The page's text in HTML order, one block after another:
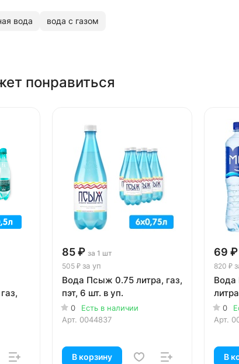
вода вода с газом
понравиться
85 ₽ за 1 шт
505 ₽ за уп
Вода Псыж 0.75 литра, газ,
пэт, 6 шт. в уп.
0
Есть в наличии
Арт. 0044837
В корзину
69 ₽
820 ₽
Вода
0
Арт.
В